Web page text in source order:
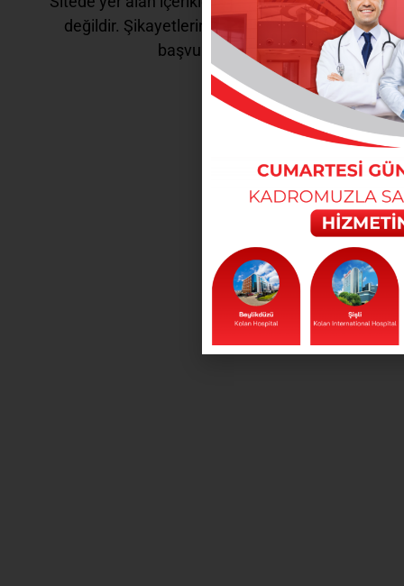
değildir. Şikayetleriniz için doktorunuza
başvurunuz.